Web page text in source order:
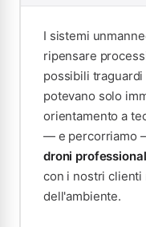
I sistemi
ripensare
possibili
potevano solo
orientamento a
— e percorriamo
droni
con i nostri
dell'ambiente.